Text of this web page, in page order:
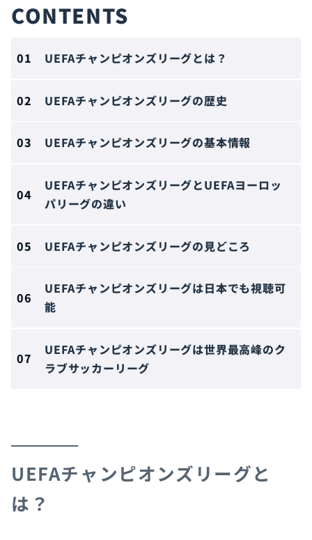
CONTENTS
UEFAチャンピオンズリーグとは？
UEFAチャンピオンズリーグの歴史
UEFAチャンピオンズリーグの基本情報
UEFAチャンピオンズリーグとUEFAヨーロッ
パリーグの違い
UEFAチャンピオンズリーグの見どころ
UEFAチャンピオンズリーグは日本でも視聴可
能
UEFAチャンピオンズリーグは世界最高峰のク
ラブサッカーリーグ
UEFAチャンピオンズリーグと
は？